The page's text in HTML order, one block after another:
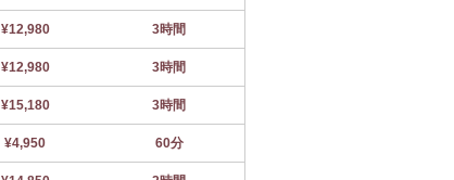
¥12,980 3時間
¥12,980 3時間
¥15,180 3時間
¥4,950 60分